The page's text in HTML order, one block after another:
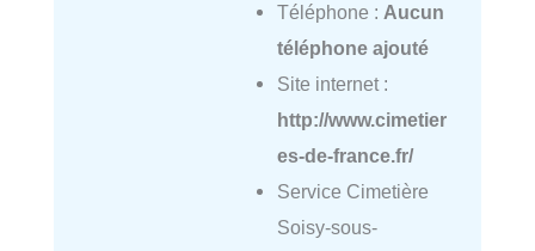
Téléphone : Aucun
téléphone ajouté
Site internet :
http://www.cimetier
es-de-france.fr/
Service Cimetière
Soisy-sous-